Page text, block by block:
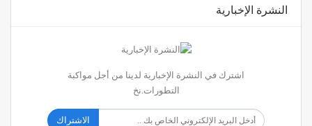
النشرة الإخبارية
اشترك في النشرة الإخبارية لدينا من أجل مواكبة
التطورات.نخ
الاشتراك